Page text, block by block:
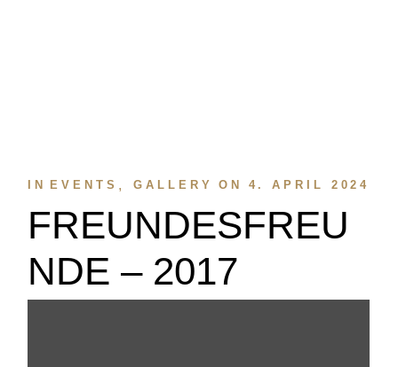
IN EVENTS GALLERY ON 4. APRIL 2024
FREUNDESFREU
NDE – 2017